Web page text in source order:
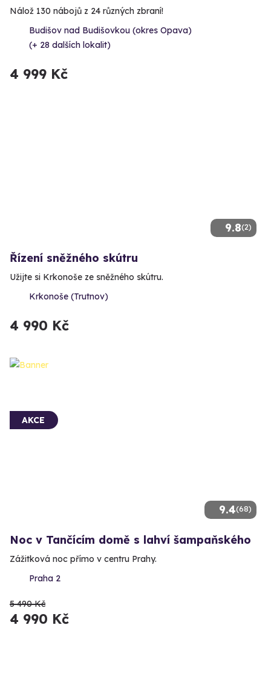
Nálož 130 nábojů z 24 různých zbraní!
Budišov nad Budišovkou (okres Opava)
(+ 28 dalších lokalit)
4 999 Kč
9.8(2)
Řízení sněžného skútru
Užijte si Krkonoše ze sněžného skútru.
Krkonoše (Trutnov)
4 990 Kč
9.4(68)
AKCE
Noc v Tančícím domě s lahví šampaňského
Zážitková noc přímo v centru Prahy.
Praha 2
5 490 Kč
4 990 Kč